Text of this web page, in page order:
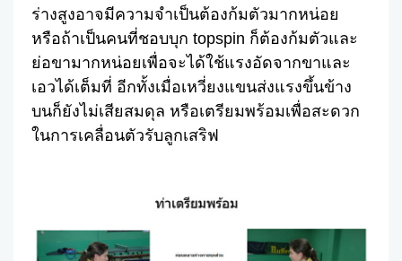
ร่างสูงอาจมีความจำเป็นต้องก้มตัวมากหน่อย
หรือถ้าเป็นคนที่ชอบบุก topspin ก็ต้องก้มตัวและ
ย่อขามากหน่อยเพื่อจะได้ใช้แรงอัดจากขาและ
เอวได้เต็มที่ อีกทั้งเมื่อเหวี่ยงแขนส่งแรงขึ้นข้าง
บนก็ยังไม่เสียสมดุล หรือเตรียมพร้อมเพื่อสะดวก
ในการเคลื่อนตัวรับลูกเสริฟ